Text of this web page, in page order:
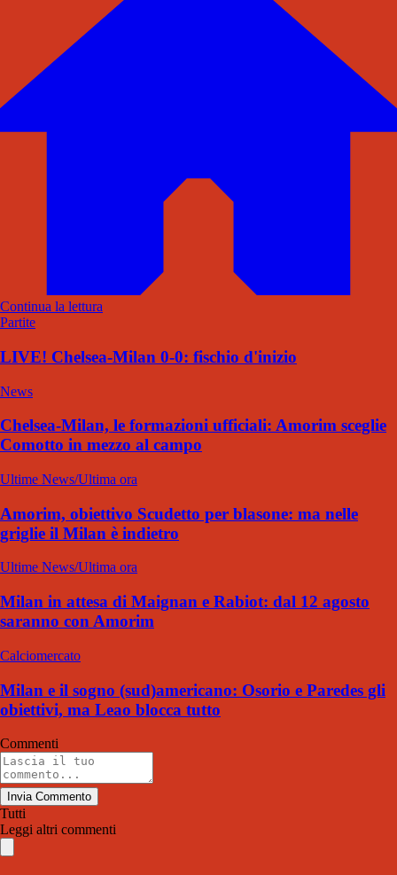
Continua la lettura
Partite
LIVE! Chelsea-Milan 0-0: fischio d'inizio
News
Chelsea-Milan, le formazioni ufficiali: Amorim sceglie
Comotto in mezzo al campo
Ultime News/Ultima ora
Amorim, obiettivo Scudetto per blasone: ma nelle
griglie il Milan è indietro
Ultime News/Ultima ora
Milan in attesa di Maignan e Rabiot: dal 12 agosto
saranno con Amorim
Calciomercato
Milan e il sogno (sud)americano: Osorio e Paredes gli
obiettivi, ma Leao blocca tutto
Commenti
Invia Commento
Tutti
Leggi altri commenti